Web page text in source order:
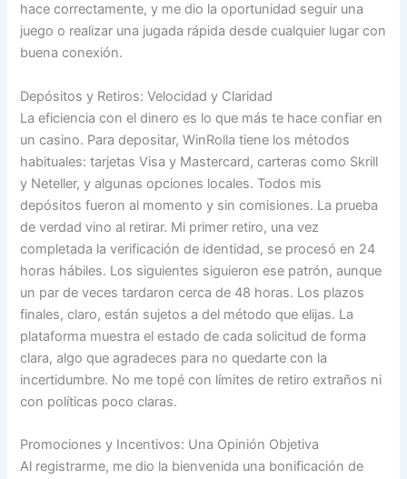
hace correctamente, y me dio la oportunidad seguir una
juego o realizar una jugada rápida desde cualquier lugar con
buena conexión.
Depósitos y Retiros: Velocidad y Claridad
La eficiencia con el dinero es lo que más te hace confiar en
un casino. Para depositar, WinRolla tiene los métodos
habituales: tarjetas Visa y Mastercard, carteras como Skrill
y Neteller, y algunas opciones locales. Todos mis
depósitos fueron al momento y sin comisiones. La prueba
de verdad vino al retirar. Mi primer retiro, una vez
completada la verificación de identidad, se procesó en 24
horas hábiles. Los siguientes siguieron ese patrón, aunque
un par de veces tardaron cerca de 48 horas. Los plazos
finales, claro, están sujetos a del método que elijas. La
plataforma muestra el estado de cada solicitud de forma
clara, algo que agradeces para no quedarte con la
incertidumbre. No me topé con límites de retiro extraños ni
con políticas poco claras.
Promociones y Incentivos: Una Opinión Objetiva
Al registrarme, me dio la bienvenida una bonificación de